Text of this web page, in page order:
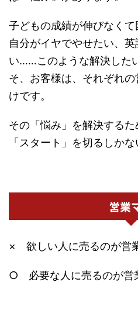
子どもの成績が伸びなく
自分がイヤでやせたい、
い……このような解決した
そ、お客様は、それぞれ
けです。
その「悩み」を解決する
「スタート」を切るしかな
営業
× 欲しい人に売るのが営
○ 必要な人に売るのが営